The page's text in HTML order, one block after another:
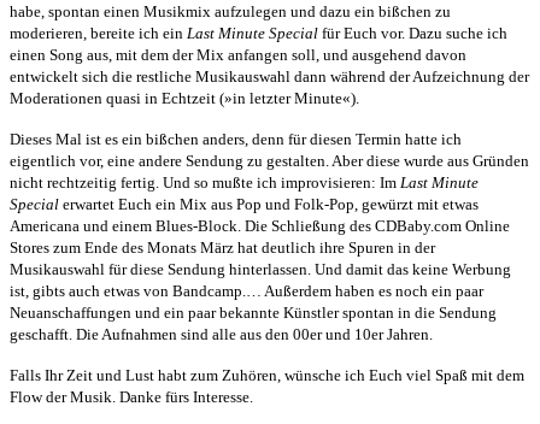
habe, spontan einen Musikmix aufzulegen und dazu ein bißchen zu
moderieren, bereite ich ein Last Minute Special für Euch vor. Dazu suche ich
einen Song aus, mit dem der Mix anfangen soll, und ausgehend davon
entwickelt sich die restliche Musikauswahl dann während der Aufzeichnung der
Moderationen quasi in Echtzeit (»in letzter Minute«).
Dieses Mal ist es ein bißchen anders, denn für diesen Termin hatte ich
eigentlich vor, eine andere Sendung zu gestalten. Aber diese wurde aus Gründen
nicht rechtzeitig fertig. Und so mußte ich improvisieren: Im Last Minute
Special erwartet Euch ein Mix aus Pop und Folk-Pop, gewürzt mit etwas
Americana und einem Blues-Block. Die Schließung des CDBaby.com Online
Stores zum Ende des Monats März hat deutlich ihre Spuren in der
Musikauswahl für diese Sendung hinterlassen. Und damit das keine Werbung
ist, gibts auch etwas von Bandcamp.… Außerdem haben es noch ein paar
Neuanschaffungen und ein paar bekannte Künstler spontan in die Sendung
geschafft. Die Aufnahmen sind alle aus den 00er und 10er Jahren.
Falls Ihr Zeit und Lust habt zum Zuhören, wünsche ich Euch viel Spaß mit dem
Flow der Musik. Danke fürs Interesse.